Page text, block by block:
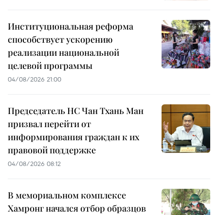
Институциональная реформа
способствует ускорению
реализации национальной
целевой программы
04/08/2026 21:00
Председатель НС Чан Тхань Ман
призвал перейти от
информирования граждан к их
правовой поддержке
04/08/2026 08:12
В мемориальном комплексе
Хамронг начался отбор образцов